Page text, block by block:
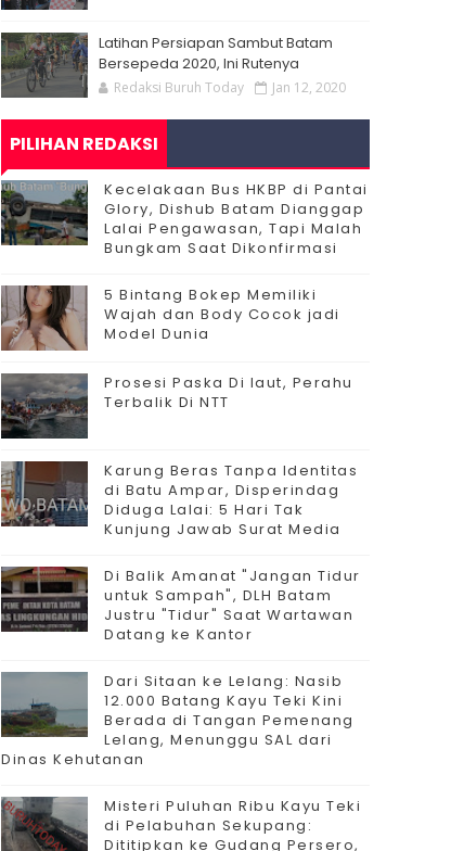
Latihan Persiapan Sambut Batam
Bersepeda 2020, Ini Rutenya
Redaksi Buruh Today Jan 12, 2020
PILIHAN REDAKSI
Kecelakaan Bus HKBP di Pantai
Glory, Dishub Batam Dianggap
Lalai Pengawasan, Tapi Malah
Bungkam Saat Dikonfirmasi
5 Bintang Bokep Memiliki
Wajah dan Body Cocok jadi
Model Dunia
Prosesi Paska Di laut, Perahu
Terbalik Di NTT
Karung Beras Tanpa Identitas
di Batu Ampar, Disperindag
Diduga Lalai: 5 Hari Tak
Kunjung Jawab Surat Media
Di Balik Amanat "Jangan Tidur
untuk Sampah", DLH Batam
Justru "Tidur" Saat Wartawan
Datang ke Kantor
Dari Sitaan ke Lelang: Nasib
12.000 Batang Kayu Teki Kini
Berada di Tangan Pemenang
Lelang, Menunggu SAL dari
Dinas Kehutanan
Misteri Puluhan Ribu Kayu Teki
di Pelabuhan Sekupang:
Dititipkan ke Gudang Persero,